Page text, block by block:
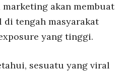
akan membuat
di tengah masyarakat
yang tinggi.
sesuatu yang viral